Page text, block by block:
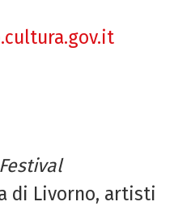
di Livorno, artisti